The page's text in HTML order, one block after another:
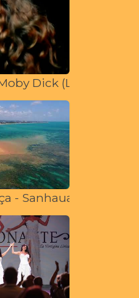
Dick (Live at The
- Sanhauacaú